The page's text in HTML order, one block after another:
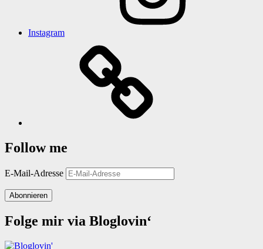
Instagram
Follow me
E-Mail-Adresse
Abonnieren
Folge mir via Bloglovin‘